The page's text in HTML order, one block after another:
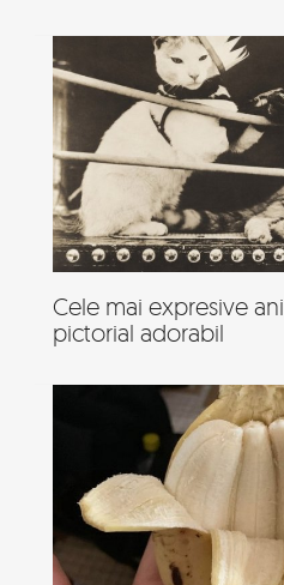
Cele mai expresive
pictorial adorabil